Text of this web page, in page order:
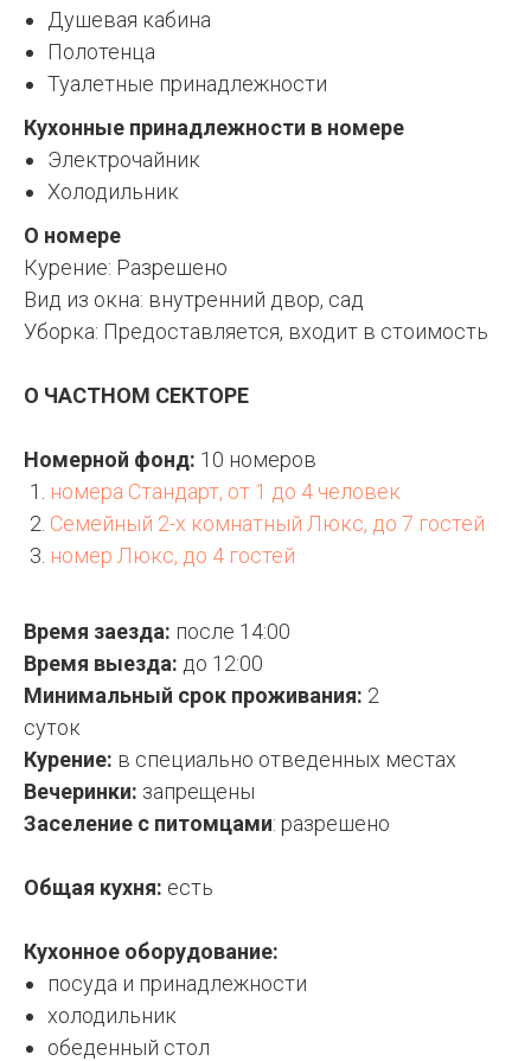
Душевая кабина
Полотенца
Туалетные принадлежности
Кухонные принадлежности в номере
Электрочайник
Холодильник
О номере
Курение: Разрешено
Вид из окна: внутренний двор, сад
Уборка: Предоставляется, входит в стоимость
О ЧАСТНОМ СЕКТОРЕ
Номерной фонд: 10 номеров
номера Стандарт, от 1 до 4 человек
Семейный 2-х комнатный Люкс, до 7 гостей
номер Люкс, до 4 гостей
Время заезда: после 14:00
Время выезда: до 12:00
Минимальный срок проживания: 2
суток
Курение: в специально отведенных местах
Вечеринки: запрещены
Заселение с питомцами: разрешено
Общая кухня: есть
Кухонное оборудование:
посуда и принадлежности
холодильник
обеденный стол